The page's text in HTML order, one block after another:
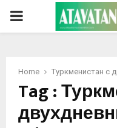
PRIMARY
Home Туркменистан с
Tag :